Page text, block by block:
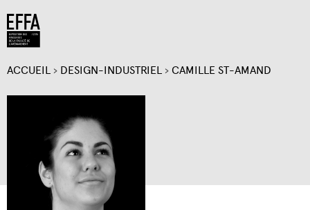
VOUS
ÊTES
ACCUEIL › DESIGN-INDUSTRIEL › CAMILLE ST-AMAND